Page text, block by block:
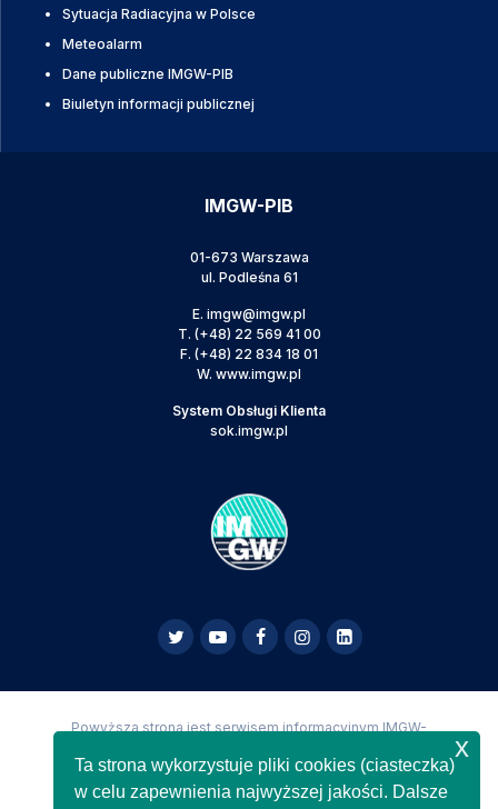
Sytuacja Radiacyjna w Polsce
Meteoalarm
Dane publiczne IMGW-PIB
Biuletyn informacji publicznej
IMGW-PIB
01-673 Warszawa
ul. Podleśna 61
E. imgw@imgw.pl
T. (+48) 22 569 41 00
F. (+48) 22 834 18 01
W. www.imgw.pl
System Obsługi Klienta
sok.imgw.pl
Powyższa strona jest serwisem informacyjnym IMGW-
Copyright IMGW-PIB Wszelkie prawa zastrzeżone
Ta strona wykorzystuje pliki cookies (ciasteczka)
w celu zapewnienia najwyższej jakości. Dalsze
x